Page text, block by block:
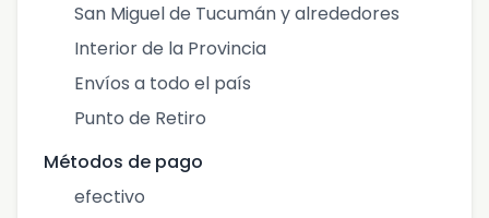
San Miguel de Tucumán y alrededores
Interior de la Provincia
Envíos a todo el país
Punto de Retiro
Métodos de pago
efectivo